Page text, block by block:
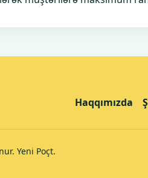
Haqqımızda
Yeni Poçt.